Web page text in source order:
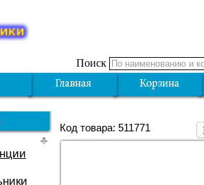
Поиск
Код товара: 511771